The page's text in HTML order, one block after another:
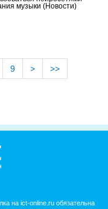
музыки(Новости)
9 > >>
на ict-online.ru обязательна